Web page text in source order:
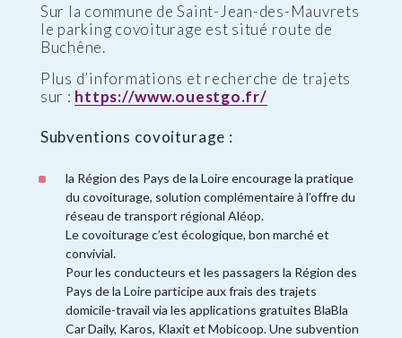
Sur la commune de Saint-Jean-des-Mauvrets
le parking covoiturage est situé route de
Buchêne.
Plus d’informations et recherche de trajets
sur : https://www.ouestgo.fr/
Subventions covoiturage :
la Région des Pays de la Loire encourage la pratique
du covoiturage, solution complémentaire à l’offre du
réseau de transport régional Aléop.
Le covoiturage c’est écologique, bon marché et
convivial.
Pour les conducteurs et les passagers la Région des
Pays de la Loire participe aux frais des trajets
domicile-travail via les applications gratuites BlaBla
Car Daily, Karos, Klaxit et Mobicoop. Une subvention